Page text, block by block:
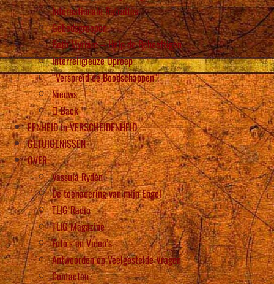
Internationale Retraites
Gebedsgroepen
Beth Myriam – Help de Behoeftigen
Interreligieuze Oproep
“Verspreid de Boodschappen”!
Nieuws
Back
EENHEID in VERSCHEIDENHEID
GETUIGENISSEN
OVER
Vassula Rydén
De toenadering van mijn Engel
TLIG Radio
TLIG Magazine
Foto’s en Video’s
Antwoorden op Veelgestelde Vragen
Contacten